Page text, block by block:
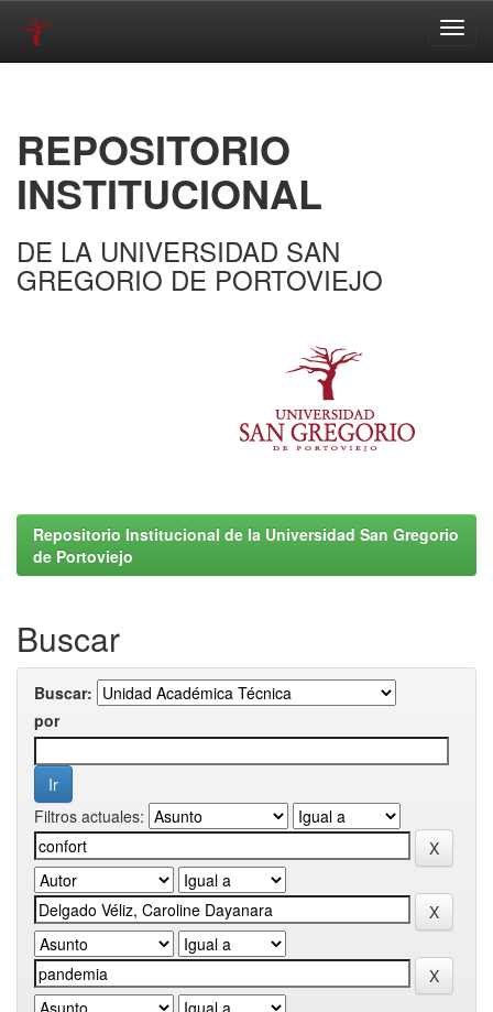
REPOSITORIO
INSTITUCIONAL
DE LA UNIVERSIDAD SAN
GREGORIO DE PORTOVIEJO
Repositorio Institucional de la Universidad San Gregorio
de Portoviejo
Buscar
Buscar:
por
Filtros actuales: